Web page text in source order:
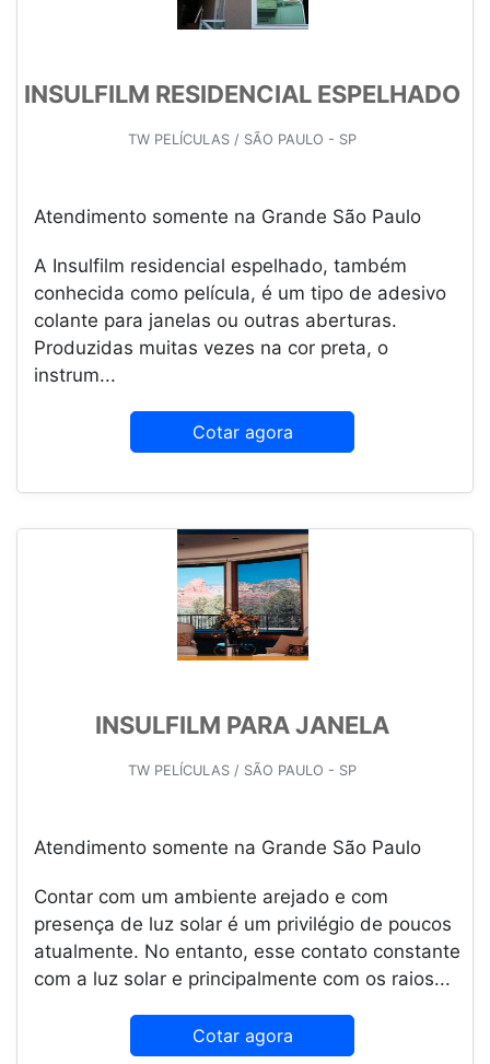
INSULFILM RESIDENCIAL ESPELHADO
TW PELÍCULAS / SÃO PAULO - SP
Atendimento somente na Grande São Paulo
A Insulfilm residencial espelhado, também
conhecida como película, é um tipo de adesivo
colante para janelas ou outras aberturas.
Produzidas muitas vezes na cor preta, o
instrum...
Cotar agora
INSULFILM PARA JANELA
TW PELÍCULAS / SÃO PAULO - SP
Atendimento somente na Grande São Paulo
Contar com um ambiente arejado e com
presença de luz solar é um privilégio de poucos
atualmente. No entanto, esse contato constante
com a luz solar e principalmente com os raios...
Cotar agora